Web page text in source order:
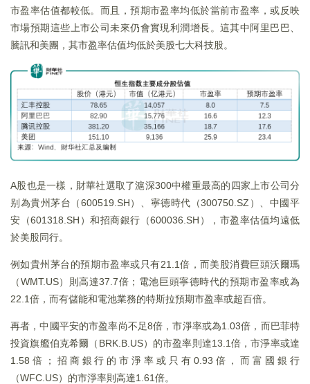
市盈率估值都較低。而且，預期市盈率均低於當前市盈率，或反映
市場預期這些上市公司未來仍會實現利潤增長。這其中阿里巴巴、
騰訊和美團，其市盈率估值均低於美股七大科技股。
A股也是一樣，財華社選取了滬深300中權重最高的四家上市公司分
别為貴州茅台（600519.SH）、寧德時代（300750.SZ）、中國平
安（601318.SH）和招商銀行（600036.SH），市盈率估值均遠低
於美股同行。
例如貴州茅台的預期市盈率或只有21.1倍，而美股消費巨頭沃爾瑪
（WMT.US）則高達37.7倍；電池巨頭寧德時代的預期市盈率或為
22.1倍，而有儲能和電池業務的特斯拉預期市盈率或超百倍。
再者，中國平安的市盈率尚不足8倍，市淨率或為1.03倍，而巴菲特
投資旗艦伯克希爾（BRK.B.US）的市盈率則達13.1倍，市淨率或達
1.58倍；招商銀行的市淨率或只有0.93倍，而富國銀行
（WFC.US）的市淨率則高達1.61倍。